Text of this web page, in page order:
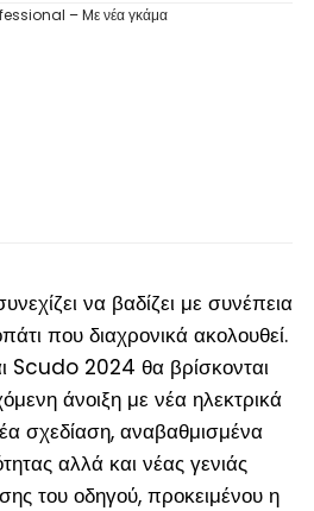
να βαδίζει με συνέπεια
που διαχρονικά ακολουθεί.
2024 θα βρίσκονται
άνοιξη με νέα ηλεκτρικά
σχεδίαση, αναβαθμισμένα
αλλά και νέας γενιάς
του οδηγού, προκειμένου η